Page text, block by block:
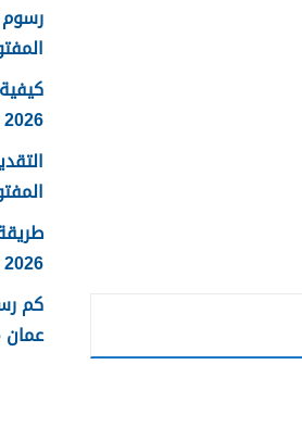
رسوم
2026
2026
كم
عمان 2026